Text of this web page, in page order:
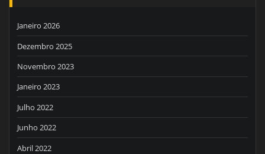
Janeiro 2026
Dezembro 2025
Novembro 2023
Janeiro 2023
Julho 2022
Junho 2022
Abril 2022